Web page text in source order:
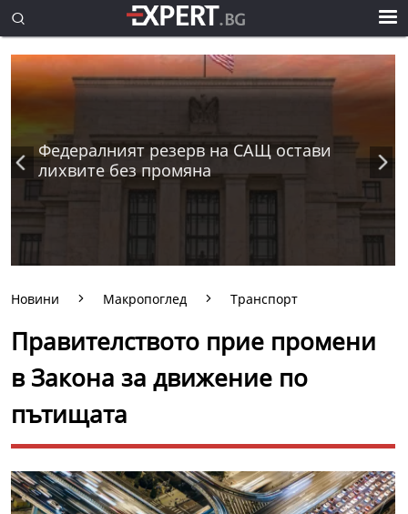
Федералният резерв на САЩ остави
лихвите без промяна
Новини Макропоглед Транспорт
Правителството прие промени
в Закона за движение по
пътищата